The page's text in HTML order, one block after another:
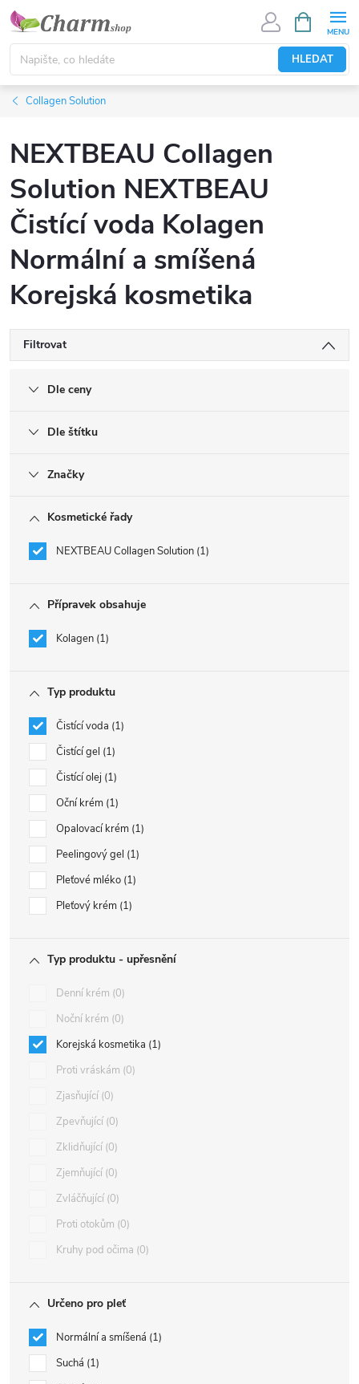
Přejít
obsah
HLEDAT
NÁKUPNÍ
KOŠÍK
Collagen Solution
NEXTBEAU Collagen
Solution NEXTBEAU
Čistící voda Kolagen
Normální a smíšená
Korejská kosmetika
Filtrovat
Dle ceny
Dle štítku
Značky
Kosmetické řady
NEXTBEAU Collagen Solution 1
Přípravek obsahuje
Kolagen 1
Typ produktu
Čistící voda 1
Čistící gel 1
Čistící olej 1
Oční krém 1
Opalovací krém 1
Peelingový gel 1
Pleťové mléko 1
Pleťový krém 1
Typ produktu - upřesnění
Denní krém 0
Noční krém 0
Korejská kosmetika 1
Proti vráskám 0
Zjasňující 0
Zpevňující 0
Zklidňující 0
Zjemňující 0
Zvláčňující 0
Proti otokům 0
Kruhy pod očima 0
Určeno pro pleť
Normální a smíšená 1
Suchá 1